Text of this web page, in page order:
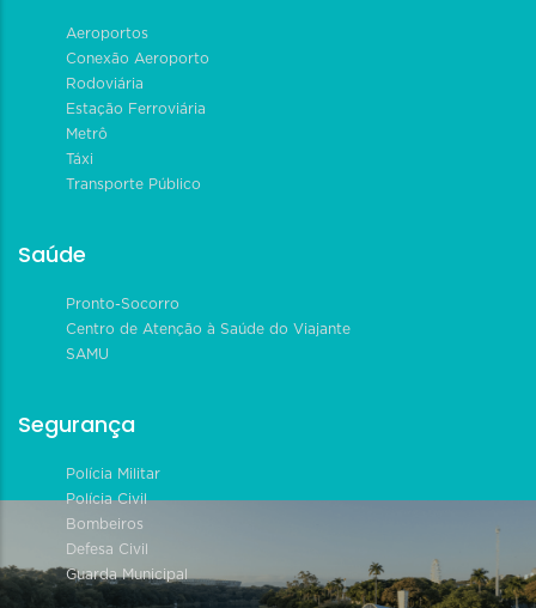
Aeroportos
Conexão Aeroporto
Rodoviária
Estação Ferroviária
Metrô
Táxi
Transporte Público
Saúde
Pronto-Socorro
Centro de Atenção à Saúde do Viajante
SAMU
Segurança
Polícia Militar
Polícia Civil
Bombeiros
Defesa Civil
Guarda Municipal